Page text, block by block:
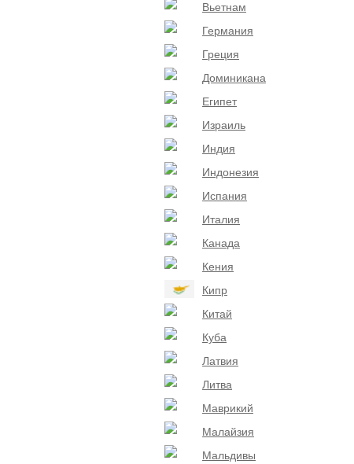
Вьетнам
Германия
Греция
Доминикана
Египет
Израиль
Индия
Индонезия
Испания
Италия
Канада
Кения
Кипр
Китай
Куба
Латвия
Литва
Маврикий
Малайзия
Мальдивы